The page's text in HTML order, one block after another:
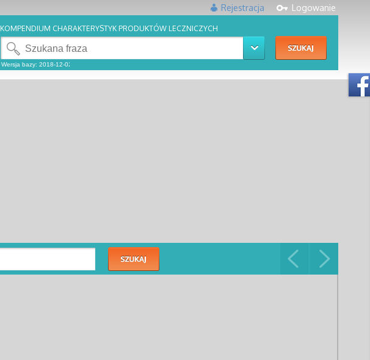
Logowanie
Rejestracja
KOMPENDIUM CHARAKTERYSTYK PRODUKTÓW LECZNICZYCH